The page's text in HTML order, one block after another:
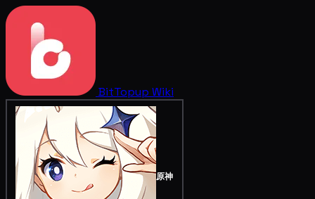
BitTopup Wiki
原神